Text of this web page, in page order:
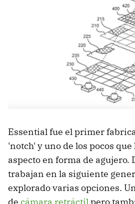
Essential fue el primer
'notch' y uno de los pocos
aspecto en forma de agujero.
trabajan en la siguiente
explorado varias opciones.